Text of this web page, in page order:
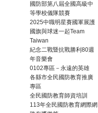
國防部第八屆全國高級中
等學校儀隊競賽
2025中職明星賽國軍展護
國旗與球迷一起Team
Taiwan
紀念二戰暨抗戰勝利80週
年音樂會
0102專區－永遠的英雄
各縣市全民國防教育推廣
專區
全民國防教育師資培訓
113年全民國防教育網際網